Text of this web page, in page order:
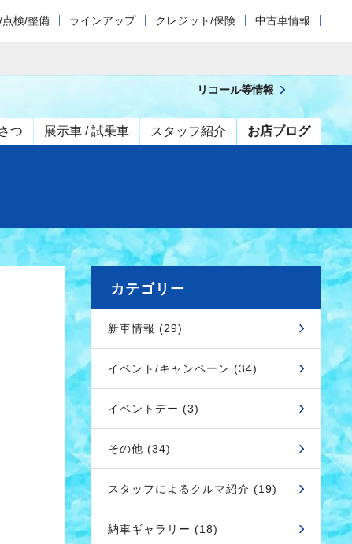
検/整備 ラインアップ クレジット/保険 中古車情報
つ 展示車 / 試乗車 スタッフ紹介 お店ブログ
リコール等情報
カテゴリー
新車情報 (29)
イベント/キャンペーン (34)
イベントデー (3)
その他 (34)
スタッフによるクルマ紹介 (19)
納車ギャラリー (18)